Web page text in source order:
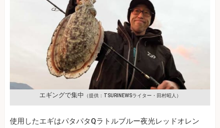
エギングで集中 （提供：TSURINEWSライター・田村昭人）
使用したエギはパタパタQラトルブルー夜光レッドオレン